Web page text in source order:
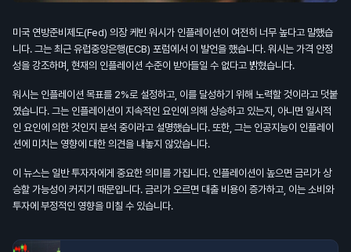
미국 연방준비제도(Fed) 의장 케빈 워시가 인플레이션이 여전히 너무 높다고 말했습
니다. 그는 최근 유럽중앙은행(ECB) 포럼에서 이 발언을 했습니다. 워시는 가격 안정
성을 강조하며, 현재의 인플레이션 수준이 받아들일 수 없다고 밝혔습니다.
워시는 인플레이션 목표를 2%로 설정하고, 이를 달성하기 위해 노력할 것이라고 덧붙
였습니다. 그는 인플레이션이 지속적인 요인에 의해 상승하고 있는지, 아니면 일시적
인 요인에 의한 것인지 분석 중이라고 설명했습니다. 또한, 그는 인공지능이 인플레이
션에 미치는 영향에 대한 의견을 내놓지 않았습니다.
이 뉴스는 일반 투자자에게 중요한 의미를 가집니다. 인플레이션이 높으면 금리가 상
승할 가능성이 커지기 때문입니다. 금리가 오르면 대출 비용이 증가하고, 이는 소비와
투자에 부정적인 영향을 미칠 수 있습니다.